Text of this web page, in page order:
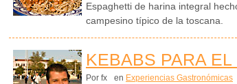
Espaghetti de harina integral
campesino típico de la toscana.
KEBABS PARA
Por fx en Experiencias Gastronómicas